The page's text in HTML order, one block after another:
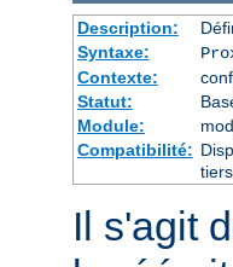
Description:
Syntaxe:
Contexte:
Statut:
Module:
Compatibilité:
Il s'agit